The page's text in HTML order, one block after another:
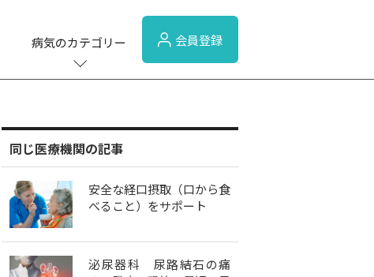
病気のカテゴリー 会員登録
同じ医療機関の記事
安全な経口摂取（口から食
べること）をサポート
泌尿器科 尿路結石の痛